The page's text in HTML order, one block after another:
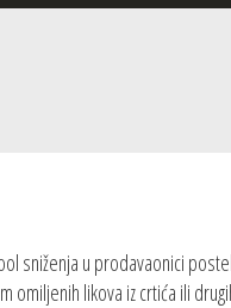
sniženja u prodavaonici
omiljenih likova iz crtića ili